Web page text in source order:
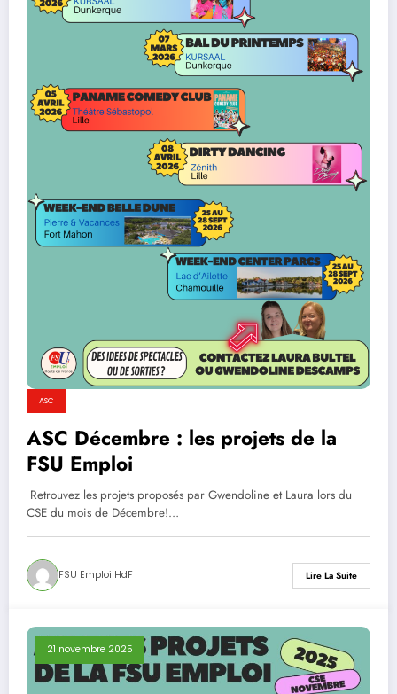
ASC
ASC Décembre : les projets de la
FSU Emploi
Retrouvez les projets proposés par Gwendoline et Laura lors du
CSE du mois de Décembre!…
FSU Emploi HdF Lire La Suite
21 novembre 2025